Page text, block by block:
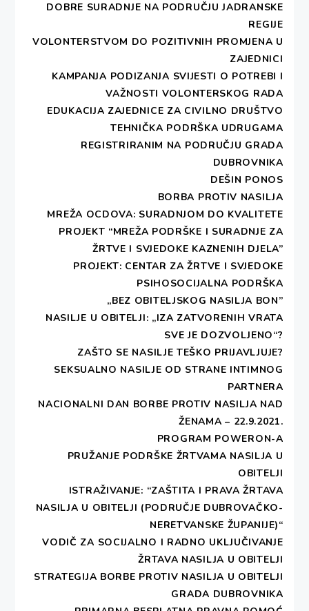
DOBRE SURADNJE NA PODRUČJU JADRANSKE
REGIJE
VOLONTERSTVOM DO POZITIVNIH PROMJENA U
ZAJEDNICI
KAMPANJA PODIZANJA SVIJESTI O POTREBI I
VAŽNOSTI VOLONTERSKOG RADA
EDUKACIJA ZAJEDNICE ZA CIVILNO DRUŠTVO
TEHNIČKA PODRŠKA UDRUGAMA
REGISTRIRANIM NA PODRUČJU GRADA
DUBROVNIKA
DEŠIN PONOS
BORBA PROTIV NASILJA
MREŽA OCDOVA: SURADNJOM DO KVALITETE
PROJEKT “MREŽA PODRŠKE I SURADNJE ZA
ŽRTVE I SVJEDOKE KAZNENIH DJELA”
PROJEKT: CENTAR ZA ŽRTVE I SVJEDOKE
PSIHOSOCIJALNA PODRŠKA
„BEZ OBITELJSKOG NASILJA BON”
NASILJE U OBITELJI: „IZA ZATVORENIH VRATA
SVE JE DOZVOLJENO“?
ZAŠTO SE NASILJE TEŠKO PRIJAVLJUJE?
SEKSUALNO NASILJE OD STRANE INTIMNOG
PARTNERA
NACIONALNI DAN BORBE PROTIV NASILJA NAD
ŽENAMA – 22.9.2021.
PROGRAM POWERON-A
PRUŽANJE PODRŠKE ŽRTVAMA NASILJA U
OBITELJI
ISTRAŽIVANJE: “ZAŠTITA I PRAVA ŽRTAVA
NASILJA U OBITELJI (PODRUČJE DUBROVAČKO-
NERETVANSKE ŽUPANIJE)“
VODIČ ZA SOCIJALNO I RADNO UKLJUČIVANJE
ŽRTAVA NASILJA U OBITELJI
STRATEGIJA BORBE PROTIV NASILJA U OBITELJI
GRADA DUBROVNIKA